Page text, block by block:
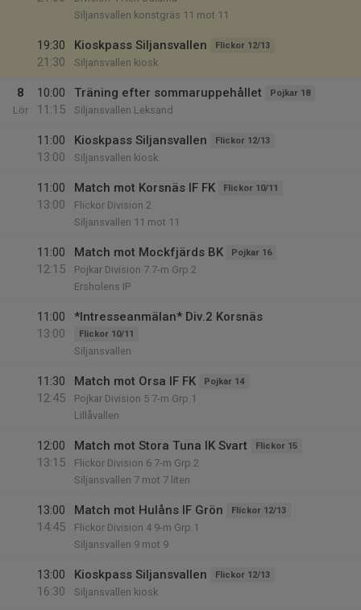
Siljansvallen konstgräs 11 mot 11
19:30
21:30
Kioskpass Siljansvallen Flickor 12/13
Siljansvallen kiosk
8
Lör
10:00
11:15
Träning efter sommaruppehållet Pojkar 18
Siljansvallen Leksand
11:00
13:00
Kioskpass Siljansvallen Flickor 12/13
Siljansvallen kiosk
11:00
13:00
Match mot Korsnäs IF FK Flickor 10/11
Flickor Division 2
Siljansvallen 11 mot 11
11:00
12:15
Match mot Mockfjärds BK Pojkar 16
Pojkar Division 7 7-m Grp.2
Ersholens IP
11:00
13:00
*Intresseanmälan* Div.2 Korsnäs
Flickor 10/11
Siljansvallen
11:30
12:45
Match mot Orsa IF FK Pojkar 14
Pojkar Division 5 7-m Grp.1
Lillåvallen
12:00
13:15
Match mot Stora Tuna IK Svart Flickor 15
Flickor Division 6 7-m Grp.2
Siljansvallen 7 mot 7 liten
13:00
14:45
Match mot Hulåns IF Grön Flickor 12/13
Flickor Division 4 9-m Grp.1
Siljansvallen 9 mot 9
13:00
16:30
Kioskpass Siljansvallen Flickor 12/13
Siljansvallen kiosk